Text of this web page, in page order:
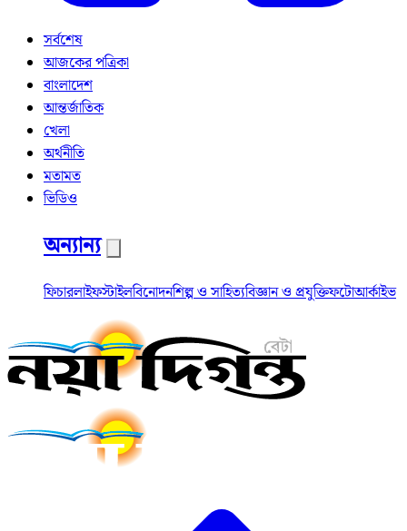
সর্বশেষ
আজকের পত্রিকা
বাংলাদেশ
আন্তর্জাতিক
খেলা
অর্থনীতি
মতামত
ভিডিও
অন্যান্য
ফিচারলাইফস্টাইলবিনোদনশিল্প ও সাহিত্যবিজ্ঞান ও প্রযুক্তিফটোআর্কাইভ